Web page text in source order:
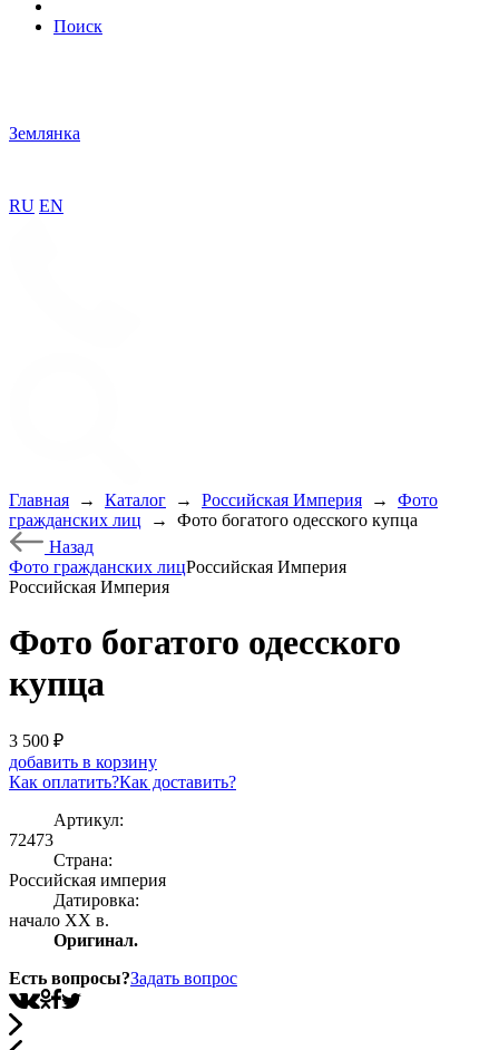
Поиск
Землянка
RU EN
Главная → Каталог → Российская Империя →
Фото
гражданских лиц
→
Фото богатого одесского купца
Назад
Фото гражданских лицРоссийская Империя
Российская Империя
Фото богатого одесского
купца
3 500 ₽
добавить в корзину
Как оплатить?Как доставить?
Артикул:
72473
Страна:
Росcийская империя
Датировка:
начало ХХ в.
Оригинал.
Есть вопросы?Задать вопрос